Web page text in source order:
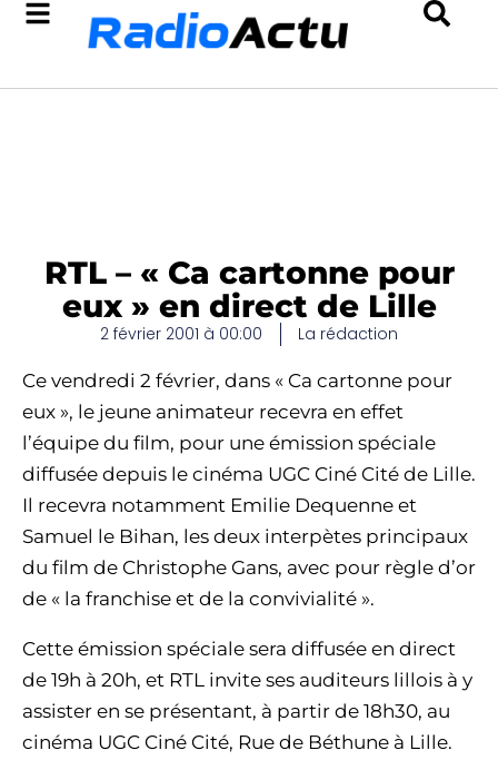
RTL – « Ca cartonne pour
eux » en direct de Lille
2 février 2001 à 00:00 La rédaction
Ce vendredi 2 février, dans « Ca cartonne pour
eux », le jeune animateur recevra en effet
l’équipe du film, pour une émission spéciale
diffusée depuis le cinéma UGC Ciné Cité de Lille.
Il recevra notamment Emilie Dequenne et
Samuel le Bihan, les deux interpètes principaux
du film de Christophe Gans, avec pour règle d’or
de « la franchise et de la convivialité ».
Cette émission spéciale sera diffusée en direct
de 19h à 20h, et RTL invite ses auditeurs lillois à y
assister en se présentant, à partir de 18h30, au
cinéma UGC Ciné Cité, Rue de Béthune à Lille.